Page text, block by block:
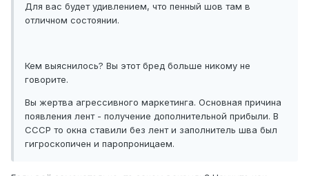
Для вас будет удивлением, что пенный шов там в
отличном состоянии.
Кем выяснилось? Вы этот бред больше никому не
говорите.
Вы жертва агрессивного маркетинга. Основная причина
появления лент - получение дополнительной прибыли. В
СССР то окна ставили без лент и заполнитель шва был
гигроскопичен и паропроницаем.